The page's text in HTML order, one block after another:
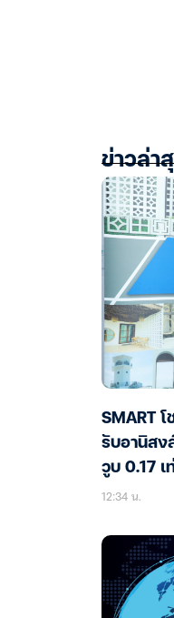
ข่าวล่า
SMART
รับอานิสง
วูบ 0.17 เ
12:34 น.